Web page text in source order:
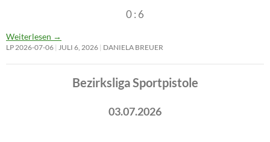
0 : 6
Weiterlesen →
LP 2026-07-06 JULI 6, 2026 DANIELA BREUER
Bezirksliga Sportpistole
03.07.2026